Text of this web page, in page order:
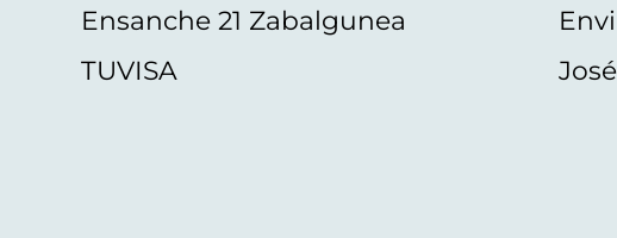
Ensanche 21 Zabalgunea
TUVISA